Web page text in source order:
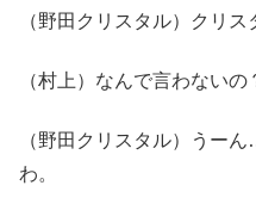
（野田クリスタル）クリ
（村上）なんで言わないの
（野田クリスタル）うー
わ。